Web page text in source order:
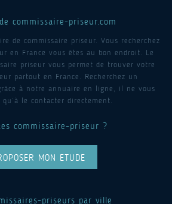
commissaire-priseur.com
de commissaire priseur. Vous recherchez
en France vous êtes au bon endroit. Le
priseur vous permet de trouver votre
partout en France. Recherchez un
à notre annuaire en ligne, il ne vous
qu’à le contacter directement.
commissaire-priseur ?
MON ETUDE
priseurs par ville